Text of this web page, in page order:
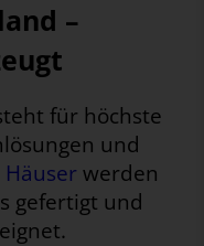
–
für höchste
und
Häuser werden
gefertigt und